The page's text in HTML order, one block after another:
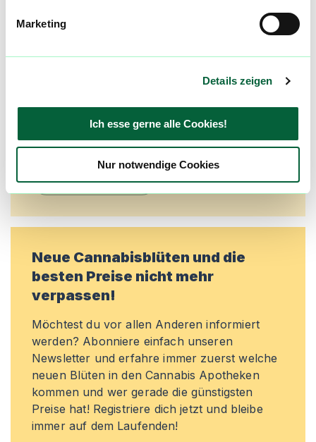
Marketing
Details zeigen
Ich esse gerne alle Cookies!
Nur notwendige Cookies
Community
und Bewertungen flowzz noch besser zu
Preisreduktionen informiert zu werden und
exklusive Angebote zu erhalten!
Jetzt registrieren
Neue Cannabisblüten und die
besten Preise nicht mehr
verpassen!
Möchtest du vor allen Anderen informiert
werden? Abonniere einfach unseren
Newsletter und erfahre immer zuerst welche
neuen Blüten in den Cannabis Apotheken
kommen und wer gerade die günstigsten
Preise hat! Registriere dich jetzt und bleibe
immer auf dem Laufenden!